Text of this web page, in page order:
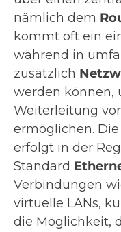
nämlich dem
kommt oft ein
während in
zusätzlich
werden können,
Weiterleitung
ermöglichen.
erfolgt in der
Standard
Verbindungen
virtuelle LANs,
die Möglichkeit,